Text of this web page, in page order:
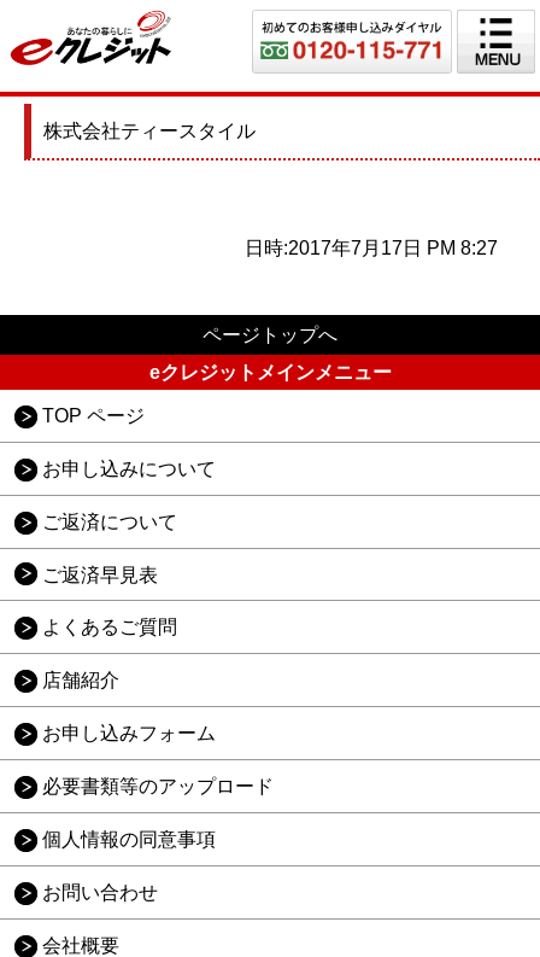
株式会社ティースタイル
日時:2017年7月17日 PM 8:27
ページトップへ
eクレジットメインメニュー
TOP ページ
お申し込みについて
ご返済について
ご返済早見表
よくあるご質問
店舗紹介
お申し込みフォーム
必要書類等のアップロード
個人情報の同意事項
お問い合わせ
会社概要